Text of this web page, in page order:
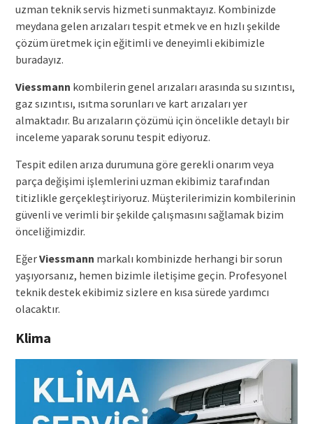
uzman teknik servis hizmeti sunmaktayız. Kombinizde
meydana gelen arızaları tespit etmek ve en hızlı şekilde
çözüm üretmek için eğitimli ve deneyimli ekibimizle
buradayız.
Viessmann kombilerin genel arızaları arasında su sızıntısı,
gaz sızıntısı, ısıtma sorunları ve kart arızaları yer
almaktadır. Bu arızaların çözümü için öncelikle detaylı bir
inceleme yaparak sorunu tespit ediyoruz.
Tespit edilen arıza durumuna göre gerekli onarım veya
parça değişimi işlemlerini uzman ekibimiz tarafından
titizlikle gerçekleştiriyoruz. Müşterilerimizin kombilerinin
güvenli ve verimli bir şekilde çalışmasını sağlamak bizim
önceliğimizdir.
EğerViessmann markalı kombinizde herhangi bir sorun
yaşıyorsanız, hemen bizimle iletişime geçin. Profesyonel
teknik destek ekibimiz sizlere en kısa sürede yardımcı
olacaktır.
Klima